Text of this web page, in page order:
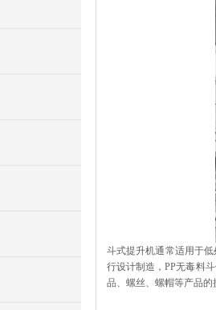
斗式提升机通常适用于
行设计制造，PP无毒料
品、螺丝、螺帽等产品